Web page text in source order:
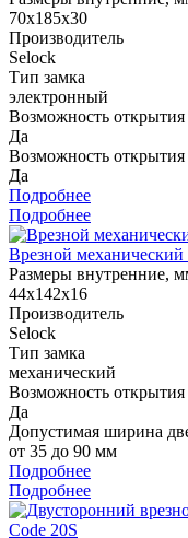
70х185х30
Производитель
Selock
Тип замка
электронный
Возможность
Да
Возможность открытия
Да
Подробнее
Подробнее
Врезной
Размеры внутренние,
44х142х16
Производитель
Selock
Тип замка
механический
Возможность
Да
Допустимая ширина
от 35 до 90 мм
Подробнее
Подробнее